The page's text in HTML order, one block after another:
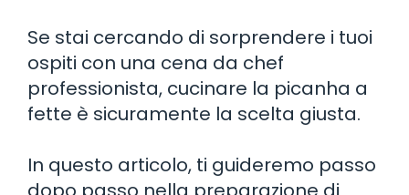
Se stai cercando di sorprendere i tuoi
ospiti con una cena da chef
professionista, cucinare la picanha a
fette è sicuramente la scelta giusta.
In questo articolo, ti guideremo passo